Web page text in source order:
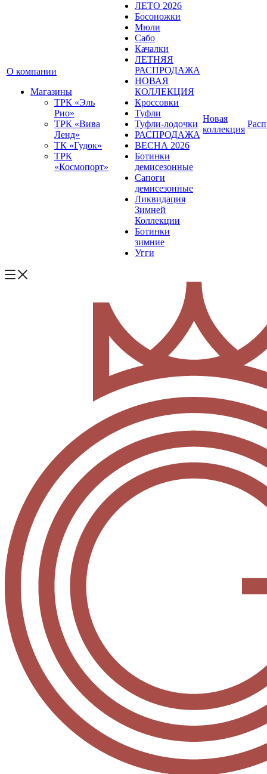
О компании
Магазины
ТРК «Эль
Рио»
ТРК «Вива
Ленд»
ТК «Гудок»
ТРК
«Космопорт»
ЛЕТО 2026
Босоножки
Мюли
Сабо
Качалки
ЛЕТНЯЯ
РАСПРОДАЖА
НОВАЯ
КОЛЛЕКЦИЯ
Кроссовки
Туфли
Туфли-лодочки
РАСПРОДАЖА
ВЕСНА 2026
Ботинки
демисезонные
Сапоги
демисезонные
Ликвидация
Зимней
Коллекции
Ботинки
зимние
Угги
Новая
коллекция